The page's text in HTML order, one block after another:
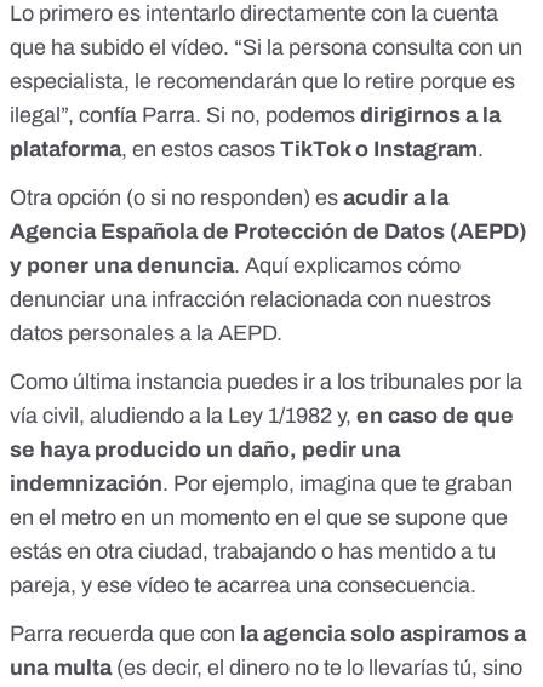
Lo primero es intentarlo directamente con la cuenta
que ha subido el vídeo. “Si la persona consulta con un
especialista, le recomendarán que lo retire porque es
ilegal”, confía Parra. Si no, podemos dirigirnos a la
plataforma, en estos casos TikTok o Instagram.
Otra opción (o si no responden) es acudir a la
Agencia Española de Protección de Datos (AEPD)
y poner una denuncia. Aquí explicamos cómo
denunciar una infracción relacionada con nuestros
datos personales a la AEPD.
Como última instancia puedes ir a los tribunales por la
vía civil, aludiendo a la Ley 1/1982 y, en caso de que
se haya producido un daño, pedir una
indemnización. Por ejemplo, imagina que te graban
en el metro en un momento en el que se supone que
estás en otra ciudad, trabajando o has mentido a tu
pareja, y ese vídeo te acarrea una consecuencia.
Parra recuerda que con la agencia solo aspiramos a
una multa(es decir, el dinero no te lo llevarías tú, sino